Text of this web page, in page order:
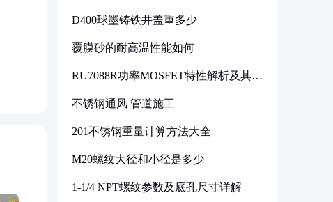
D400球墨铸铁井盖重多少
覆膜砂的耐高温性能如何
RU7088R功率MOSFET特性解析及其在
不锈钢通风 管道施工
201不锈钢重量计算方法大全
M20螺纹大径和小径是多少
1-1/4 NPT螺纹参数及底孔尺寸详解